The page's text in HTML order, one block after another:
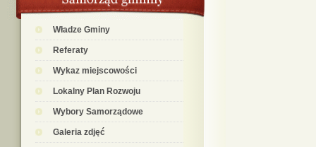
Władze Gminy
Referaty
Wykaz miejscowości
Lokalny Plan Rozwoju
Wybory Samorządowe
Galeria zdjęć